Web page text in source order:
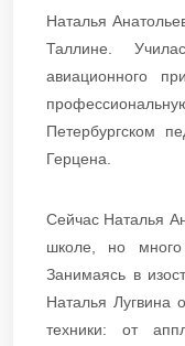
Наталья
Таллине.
авиационного
Петербургском
Герцена.
Сейчас Наталья
школе, но много
Занимаясь в
Наталья Лугвина
техники: от